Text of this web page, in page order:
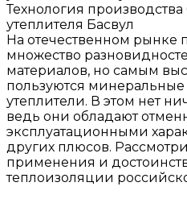
Технология производства
утеплителя Басвул
На отечественном рынке
множество
материалов, но самым
пользуются минеральные
утеплители. В этом нет
ведь они обладают
эксплуатационными
других плюсов.
применения и
теплоизоляции